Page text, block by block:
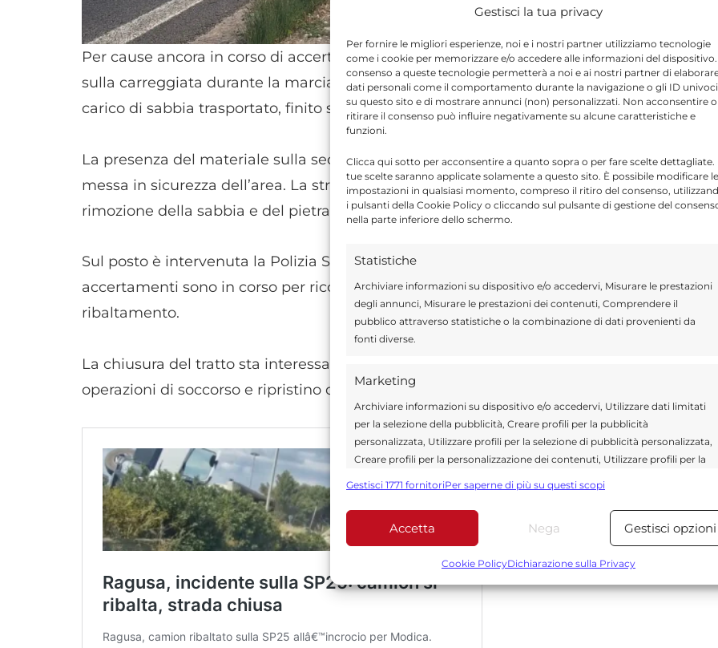
Gestisci la tua privacy
Per fornire le migliori esperienze, noi e i nostri partner utilizziamo tecnologie
come i cookie per memorizzare e/o accedere alle informazioni del
consenso a queste tecnologie permetterà a noi e ai nostri partner di
dati personali come il comportamento durante la navigazione o gli ID univoci
su questo sito e di mostrare annunci (non) personalizzati. Non acconsentire o
ritirare il consenso può influire negativamente su alcune caratteristiche e
funzioni.
Clicca qui sotto per acconsentire a quanto sopra o per fare scelte dettagliate.
tue scelte saranno applicate solamente a questo sito. È possibile modificare le
impostazioni in qualsiasi momento, compreso il ritiro del consenso,
i pulsanti della Cookie Policy o cliccando sul pulsante di gestione del
nella parte inferiore dello schermo.
Statistiche
Archiviare informazioni su dispositivo e/o accedervi, Misurare le prestazioni
degli annunci, Misurare le prestazioni dei contenuti, Comprendere il
pubblico attraverso statistiche o la combinazione di dati provenienti da
fonti diverse.
Marketing
Archiviare informazioni su dispositivo e/o accedervi, Utilizzare dati limitati
per la selezione della pubblicità, Creare profili per la pubblicità
personalizzata, Utilizzare profili per la selezione di pubblicità personalizzata,
Creare profili per la personalizzazione dei contenuti, Utilizzare profili per la
Utilizzare dati limitati per la selezione dei contenuti.
Funzionalità Sempre
Abbinare e combinare dati provenienti da altre fonti di dati,
Utilizzare dati di geolocalizzazione precisi, Riconoscere i
Gestisci 1771 fornitoriPer saperne di più su questi scopi
Accetta Nega Gestisci opzioni
Cookie PolicyDichiarazione sulla Privacy
Per cause ancora in corso di accertamento, il camion si è parzialmente ribaltato
sulla carreggiata durante la marcia. L’impatto ha provocato la dispersione del
carico di sabbia trasportato, finito sull’asfalto.
La presenza del materiale sulla sede stradale ha reso necessario l’intervento per la
messa in sicurezza dell’area. La strada è stata chiusa per consentire le operazioni di
rimozione della sabbia e del pietrame caduti su entrambe le corsie.
Sul posto è intervenuta la Polizia Stradale per i rilievi e la gestione della viabilità. Gli
accertamenti sono in corso per ricostruire la dinamica dell’incidente e le cause del
ribaltamento.
La chiusura del tratto sta interessando la SP 25 per il tempo necessario alle
operazioni di soccorso e ripristino delle condizioni di sicurezza della carreggiata.